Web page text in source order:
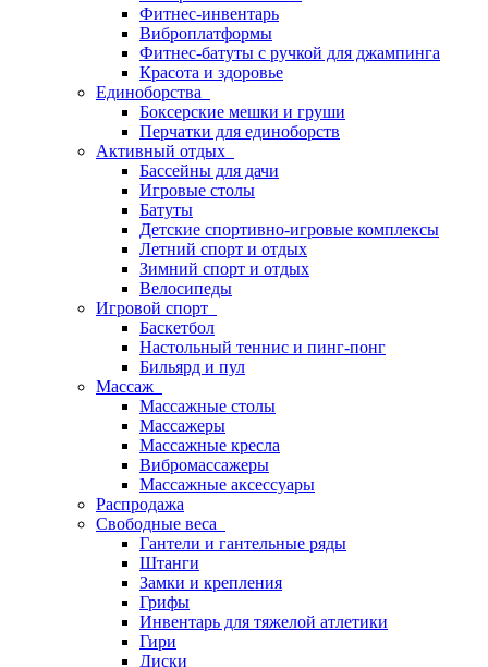
Фитнес-инвентарь
Виброплатформы
Фитнес-батуты с ручкой для джампинга
Красота и здоровье
Единоборства
Боксерские мешки и груши
Перчатки для единоборств
Активный отдых
Бассейны для дачи
Игровые столы
Батуты
Детские спортивно-игровые комплексы
Летний спорт и отдых
Зимний спорт и отдых
Велосипеды
Игровой спорт
Баскетбол
Настольный теннис и пинг-понг
Бильярд и пул
Массаж
Массажные столы
Массажеры
Массажные кресла
Вибромассажеры
Массажные аксессуары
Распродажа
Свободные веса
Гантели и гантельные ряды
Штанги
Замки и крепления
Грифы
Инвентарь для тяжелой атлетики
Гири
Диски